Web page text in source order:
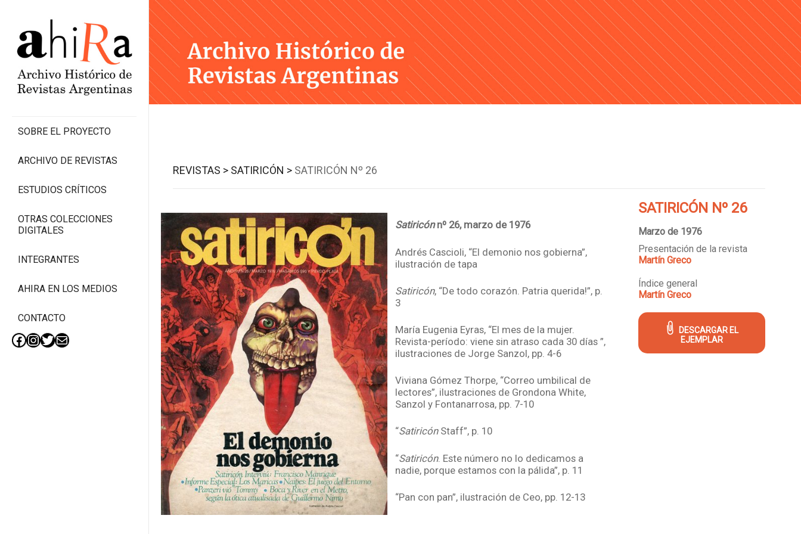
Skip
to
content
SOBRE EL PROYECTO
ARCHIVO DE REVISTAS
ESTUDIOS CRÍTICOS
OTRAS COLECCIONES
DIGITALES
INTEGRANTES
AHIRA EN LOS MEDIOS
CONTACTO
Facebook
Instagram
Twitter
Mail
REVISTAS > SATIRICÓN > SATIRICÓN Nº 26
Satiricónnº 26, marzo de 1976
Andrés Cascioli, “El demonio nos gobierna”,
ilustración de tapa
Satiricón, “De todo corazón. Patria querida!”, p.
3
María Eugenia Eyras, “El mes de la mujer.
Revista-período: viene sin atraso cada 30 días ”,
ilustraciones de Jorge Sanzol, pp. 4-6
Viviana Gómez Thorpe, “Correo umbilical de
lectores”, ilustraciones de Grondona White,
Sanzol y Fontanarrosa, pp. 7-10
“SatiricónStaff”, p. 10
“Satiricón. Este número no lo dedicamos a
nadie, porque estamos con la pálida”, p. 11
“Pan con pan”, ilustración de Ceo, pp. 12-13
SATIRICÓN Nº 26
Marzo de 1976
Presentación de la revista
Martín Greco
Índice general
Martín Greco
DESCARGAR EL
EJEMPLAR